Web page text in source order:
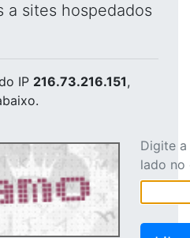
a sites hospedados
IP 216.73.216.151,
Digite
lado no